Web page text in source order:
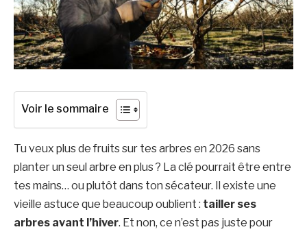
Voir le sommaire
Tu veux plus de fruits sur tes arbres en 2026 sans
planter un seul arbre en plus ? La clé pourrait être entre
tes mains… ou plutôt dans ton sécateur. Il existe une
vieille astuce que beaucoup oublient : tailler ses
arbres avant l’hiver. Et non, ce n’est pas juste pour